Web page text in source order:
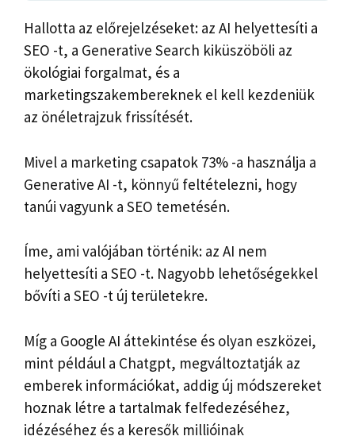
Hallotta az előrejelzéseket: az AI helyettesíti a
SEO -t, a Generative Search kiküszöböli az
ökológiai forgalmat, és a
marketingszakembereknek el kell kezdeniük
az önéletrajzuk frissítését.
Mivel a marketing csapatok 73% -a használja a
Generative AI -t, könnyű feltételezni, hogy
tanúi vagyunk a SEO temetésén.
Íme, ami valójában történik: az AI nem
helyettesíti a SEO -t. Nagyobb lehetőségekkel
bővíti a SEO -t új területekre.
Míg a Google AI áttekintése és olyan eszközei,
mint például a Chatgpt, megváltoztatják az
emberek információkat, addig új módszereket
hoznak létre a tartalmak felfedezéséhez,
idézéséhez és a keresők millióinak